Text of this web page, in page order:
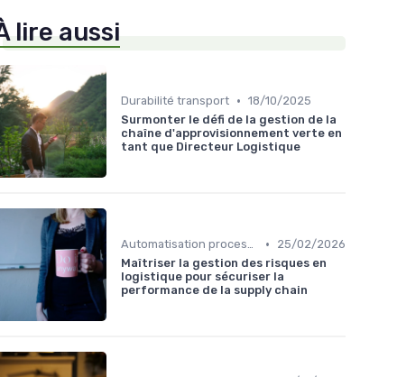
lire aussi
Durabilité transport • 18/10/2025
Surmonter le défi de la gestion de la
chaîne d'approvisionnement verte en
tant que Directeur Logistique
Automatisation processus •
25/02/2026
Maîtriser la gestion des risques en
logistique pour sécuriser la
performance de la supply chain